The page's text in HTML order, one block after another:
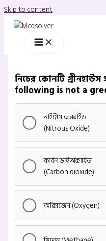
Skip to content
নিচের কোনটি
following is not a
নাইট্রাস অক্সাইড
(Nitrous Oxide)
কার্বন ডাইঅক্সাইড
(Carbon dioxide)
অক্সিজেন (Oxygen)